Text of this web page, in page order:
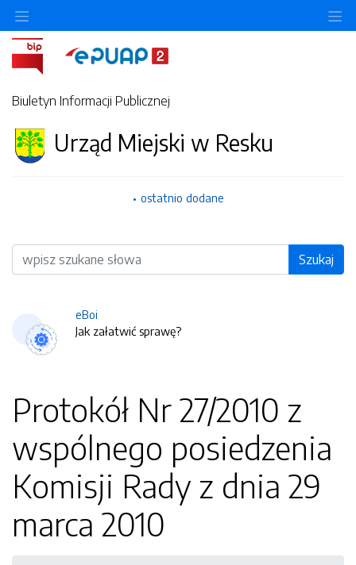
Biuletyn Informacji Publicznej
Urząd Miejski w Resku
ostatnio dodane
Wyszukiwarka Szukaj
eBoi
Jak załatwić sprawę?
Protokół Nr 27/2010 z
wspólnego posiedzenia
Komisji Rady z dnia 29
marca 2010